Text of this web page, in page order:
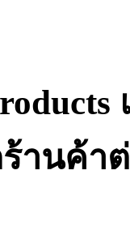
นค้าต่